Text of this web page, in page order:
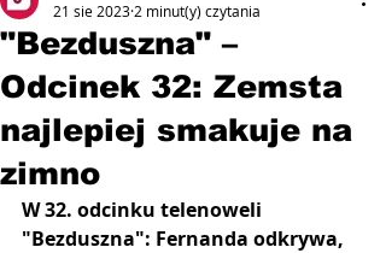
"Bezduszna" –
Odcinek 32: Zemsta
najlepiej smakuje na
zimno
21 sie 2023 2 minut(y) czytania
W 32. odcinku telenoweli
"Bezduszna": Fernanda odkrywa,